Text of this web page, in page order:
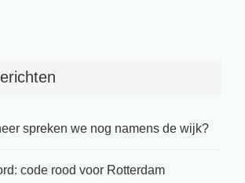
spreken we nog namens de wijk?
code rood voor Rotterdam